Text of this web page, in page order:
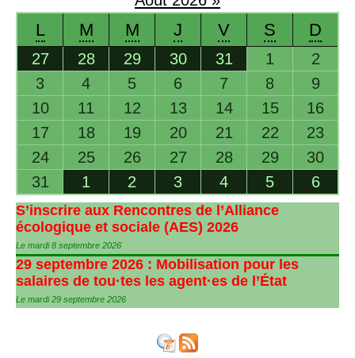
L M M J V S D
27 28 29 30 31 1
2
3
4 5 6 7 8
9
10
11 12 13 14 15
16
17
18 19 20 21 22
23
24
25 26 27 28 29
30
31
1 2 3 4 5 6
S’inscrire aux Rencontres de l’Alliance
écologique et sociale (AES) 2026
Le mardi 8 septembre 2026
29 septembre 2026 : Mobilisation pour les
salaires de tou·tes les agent·es de l’État
Le mardi 29 septembre 2026